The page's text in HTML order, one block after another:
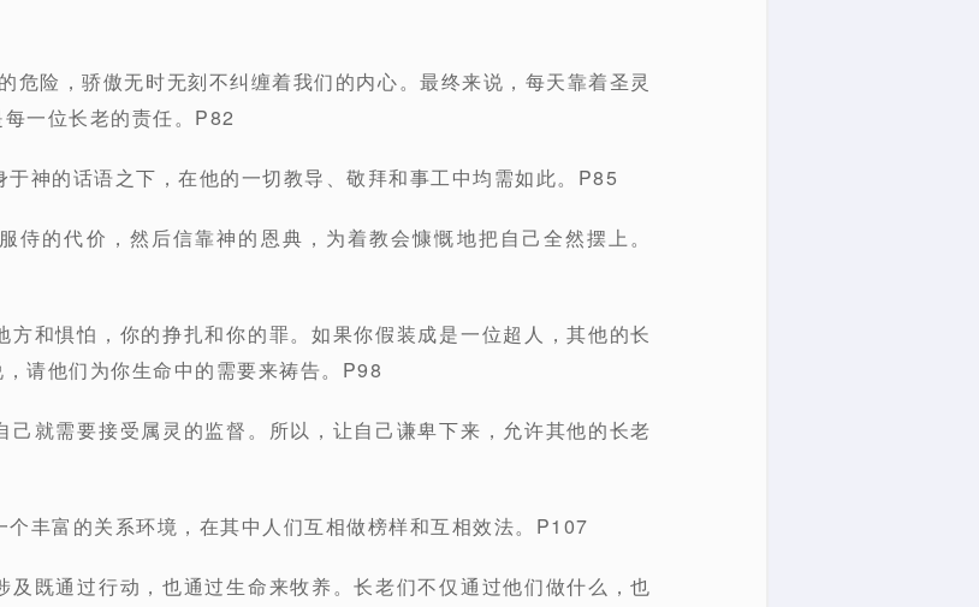
危险，骄傲无时无刻不纠缠着我们的内心。最终来说，每天靠着圣灵
一位长老的责任。P82
神的话语之下，在他的一切教导、敬拜和事工中均需如此。P85
侍的代价，然后信靠神的恩典，为着教会慷慨地把自己全然摆上。
和惧怕，你的挣扎和你的罪。如果你假装成是一位超人，其他的长
请他们为你生命中的需要来祷告。P98
就需要接受属灵的监督。所以，让自己谦卑下来，允许其他的长老
丰富的关系环境，在其中人们互相做榜样和互相效法。P107
既通过行动，也通过生命来牧养。长老们不仅通过他们做什么，也